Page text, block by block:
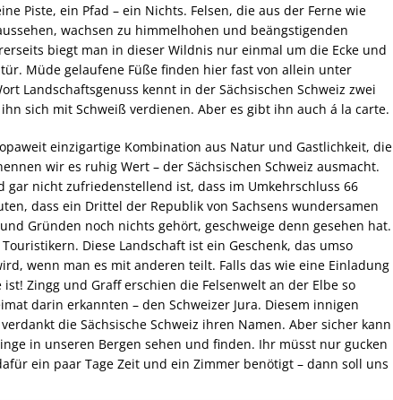
Piste, ein Pfad – ein Nichts. Felsen, die aus der Ferne wie
wachsen zu himmelhohen und beängstigenden
biegt man in dieser Wildnis nur einmal um die Ecke und
Müde gelaufene Füße finden hier fast von allein unter
Landschaftsgenuss kennt in der Sächsischen Schweiz zwei
sich mit Schweiß verdienen. Aber es gibt ihn auch á la carte.
einzigartige Kombination aus Natur und Gastlichkeit, die
wir es ruhig Wert – der Sächsischen Schweiz ausmacht.
gar nicht zufriedenstellend ist, dass im Umkehrschluss 66
dass ein Drittel der Republik von Sachsens wundersamen
Gründen noch nichts gehört, geschweige denn gesehen hat.
Diese Landschaft ist ein Geschenk, das umso
wenn man es mit anderen teilt. Falls das wie eine Einladung
Zingg und Graff erschien die Felsenwelt an der Elbe so
darin erkannten – den Schweizer Jura. Diesem innigen
die Sächsische Schweiz ihren Namen. Aber sicher kann
in unseren Bergen sehen und finden. Ihr müsst nur gucken
ein paar Tage Zeit und ein Zimmer benötigt – dann soll uns